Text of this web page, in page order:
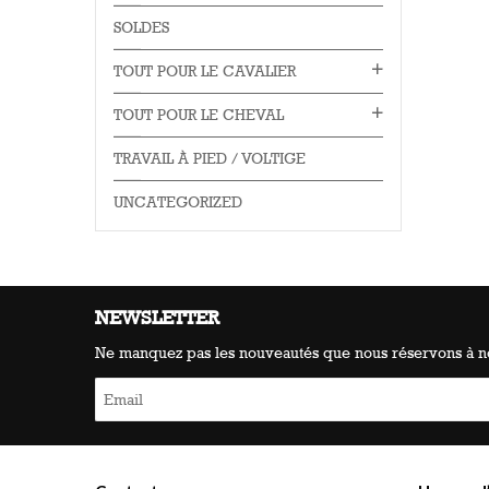
SOLDES
TOUT POUR LE CAVALIER
TOUT POUR LE CHEVAL
TRAVAIL À PIED / VOLTIGE
UNCATEGORIZED
NEWSLETTER
Ne manquez pas les nouveautés que nous réservons à